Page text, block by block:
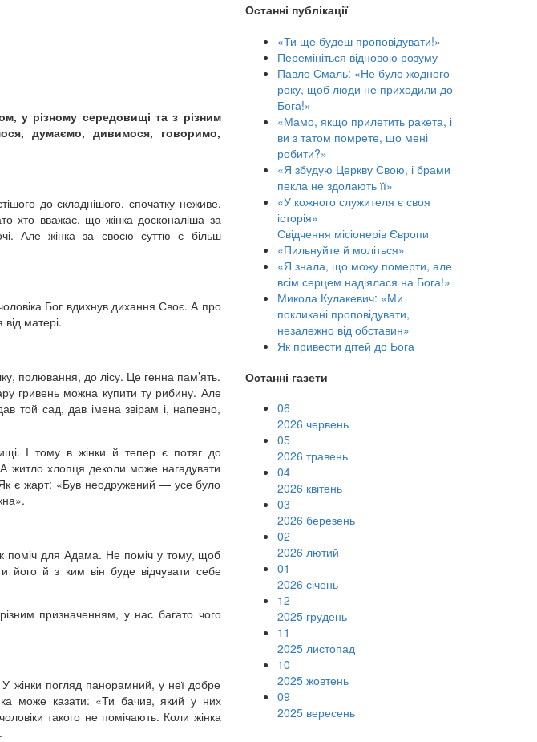
у різному середовищі та з різним
думаємо, дивимося, говоримо,
до складнішого, спочатку неживе,
хто вважає, що жінка досконаліша за
Але жінка за своєю суттю є більш
Бог вдихнув дихання Своє. А про
матері.
полювання, до лісу. Це генна пам’ять.
гривень можна купити ту рибину. Але
той сад, дав імена звірам і, напевно,
І тому в жінки й тепер є потяг до
житло хлопця деколи може нагадувати
є жарт: «Був неодружений — усе було
поміч для Адама. Не поміч у тому, щоб
й з ким він буде відчувати себе
призначенням, у нас багато чого
жінки погляд панорамний, у неї добре
може казати: «Ти бачив, який у них
такого не помічають. Коли жінка
Останні публікації
«Ти ще будеш проповідувати!»
Перемініться відновою розуму
Павло Смаль: «Не було жодного
року, щоб люди не приходили до
Бога!»
«Мамо, якщо прилетить ракета, і
ви з татом помрете, що мені
робити?»
«Я збудую Церкву Свою, і брами
пекла не здолають її»
«У кожного служителя є своя
історія»
Свідчення місіонерів Європи
«Пильнуйте й моліться»
«Я знала, що можу померти, але
всім серцем надіялася на Бога!»
Микола Кулакевич: «Ми
покликані проповідувати,
незалежно від обставин»
Як привести дітей до Бога
Останні газети
06
2026 червень
05
2026 травень
04
2026 квітень
03
2026 березень
02
2026 лютий
01
2026 січень
12
2025 грудень
11
2025 листопад
10
2025 жовтень
09
2025 вересень